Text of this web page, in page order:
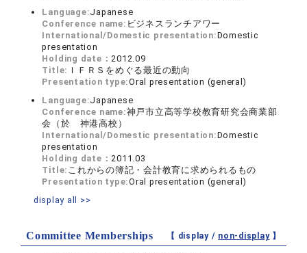
Language:Japanese
Conference name: ビジネスランチアワー
International/Domestic presentation:Domestic
presentation
Holding date：2012.09
Title: ＩＦＲＳをめぐる最近の動向
Presentation type:Oral presentation (general)
Language:Japanese
Conference name:神戸市立高等学校教育研究会商業部
会（於 神港高校）
International/Domestic presentation:Domestic
presentation
Holding date：2011.03
Title: これからの簿記・会計教育に求められるもの
Presentation type:Oral presentation (general)
display all >>
Committee Memberships 【 display / non-display】